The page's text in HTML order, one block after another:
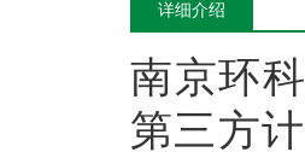
详细介绍
南京环
第三方